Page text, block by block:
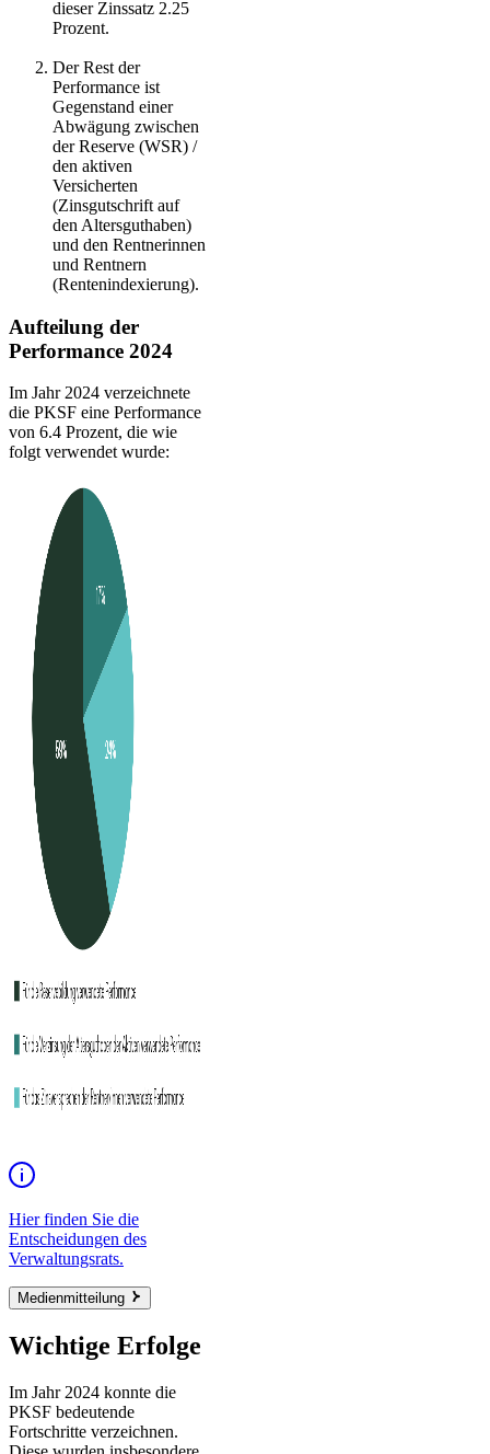
dieser Zinssatz 2.25
Prozent.
Der Rest der
Performance ist
Gegenstand einer
Abwägung zwischen
der Reserve (WSR) /
den aktiven
Versicherten
(Zinsgutschrift auf
den Altersguthaben)
und den Rentnerinnen
und Rentnern
(Rentenindexierung).
Aufteilung der
Performance 2024
Im Jahr 2024 verzeichnete
die PKSF eine Performance
von 6.4 Prozent, die wie
folgt verwendet wurde:
Hier finden Sie die
Entscheidungen des
Verwaltungsrats.
Medienmitteilung
Wichtige Erfolge
Im Jahr 2024 konnte die
PKSF bedeutende
Fortschritte verzeichnen.